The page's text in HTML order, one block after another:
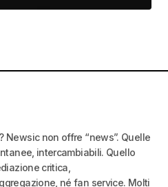
Newsic non offre “news”. Quelle
intercambiabili. Quello
critica,
né fan service. Molti